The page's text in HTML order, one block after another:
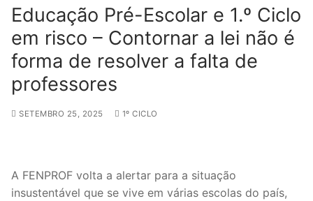
Search for:
FENPROF CGTP-IN FRENTE COMUM
Search
sindicalização
Educação Pré-Escolar e 1.º Ciclo
em risco – Contornar a lei não é
forma de resolver a falta de
professores
SETEMBRO 25, 2025 1º CICLO
A FENPROF volta a alertar para a situação
insustentável que se vive em várias escolas do país,